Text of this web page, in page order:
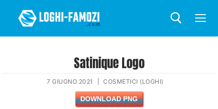
Satinique Logo
7 GIUGNO 2021 COSMETICI (LOGHI)
DOWNLOAD PNG